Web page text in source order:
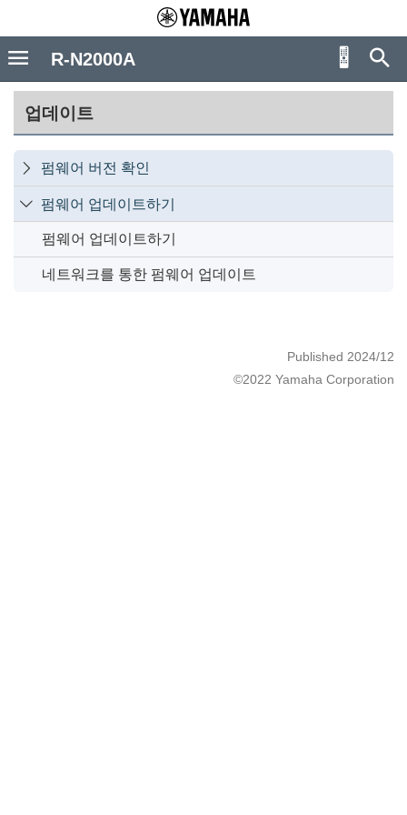
업데이트
 펌웨어 버전 확인
 펌웨어 업데이트하기
펌웨어 업데이트하기
네트워크를 통한 펌웨어 업데이트
Published 2024/12
©2022 Yamaha Corporation
R-N2000A